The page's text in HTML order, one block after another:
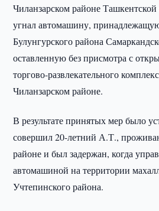
Чиланзарском районе
угнал автомашину,
Булунгурского района
оставленную без присмотра с
торгово-развлекательного
Чиланзарском районе.
В результате принятых мер было
совершил 20-летний А.Т.,
районе и был задержан, когда
автомашиной на территории
Учтепинского района.